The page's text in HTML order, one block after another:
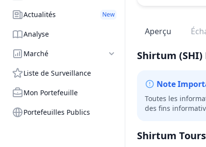
Actualités New
Analyse
Marché
Liste de Surveillance
Mon Portefeuille
Portefeuilles Publics
Aperçu
Shirtum (SHI)
Note
Toutes les
des fins
Shirtum